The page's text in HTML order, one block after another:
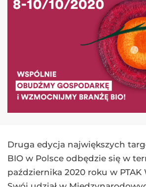
Druga edycja największych
BIO w Polsce odbędzie się w
października 2020 roku w PTAK